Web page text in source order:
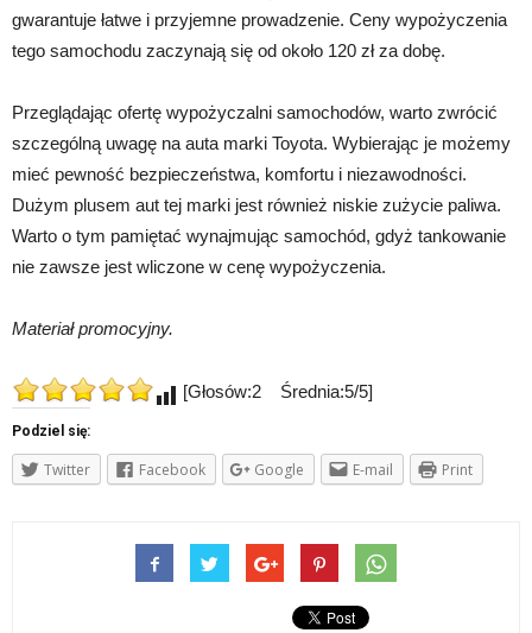
gwarantuje łatwe i przyjemne prowadzenie. Ceny wypożyczenia
tego samochodu zaczynają się od około 120 zł za dobę.
Przeglądając ofertę wypożyczalni samochodów, warto zwrócić
szczególną uwagę na auta marki Toyota. Wybierając je możemy
mieć pewność bezpieczeństwa, komfortu i niezawodności.
Dużym plusem aut tej marki jest również niskie zużycie paliwa.
Warto o tym pamiętać wynajmując samochód, gdyż tankowanie
nie zawsze jest wliczone w cenę wypożyczenia.
Materiał promocyjny.
[Głosów:2 Średnia:5/5]
Podziel się:
Twitter Facebook Google E-mail Print